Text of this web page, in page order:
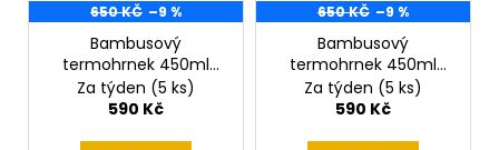
650 KČ –9 %
Bambusový
termohrnek 450ml
snowboardista
Za týden (5 ks)
590 Kč
650 KČ –9 %
Bambusový
termohrnek 450ml
snowboardistka DIGI
Za týden (5 ks)
590 Kč